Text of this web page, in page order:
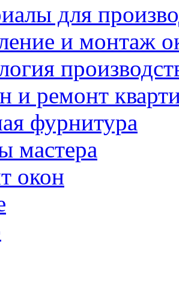
для
и монтаж
и ремонт
фурнитура
мастера
окон